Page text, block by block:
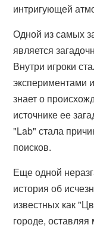
интригующей
Одной из самых
является
Внутри игроки
экспериментами
знает о
источнике ее
"Lab" стала
поисков.
Еще одной
история об
известных как
городе,